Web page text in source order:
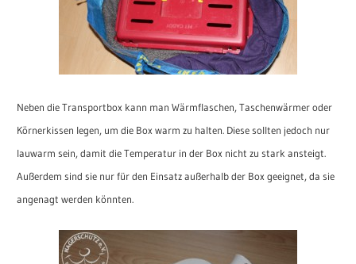
Neben die Transportbox kann man Wärmflaschen, Taschenwärmer oder
Körnerkissen legen, um die Box warm zu halten. Diese sollten jedoch nur
lauwarm sein, damit die Temperatur in der Box nicht zu stark ansteigt.
Außerdem sind sie nur für den Einsatz außerhalb der Box geeignet, da sie
angenagt werden könnten.